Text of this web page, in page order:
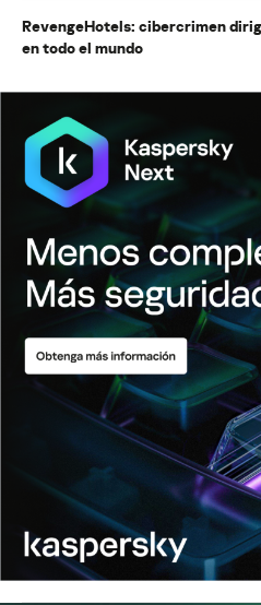
RevengeHotels: cibercrimen
en todo el mundo